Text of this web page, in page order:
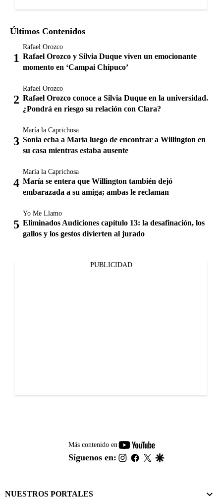
Últimos Contenidos
Rafael Orozco
Rafael Orozco y Silvia Duque viven un emocionante
momento en ‘Campai Chipuco’
Rafael Orozco
Rafael Orozco conoce a Silvia Duque en la universidad.
¿Pondrá en riesgo su relación con Clara?
María la Caprichosa
Sonia echa a María luego de encontrar a Willington en
su casa mientras estaba ausente
María la Caprichosa
María se entera que Willington también dejó
embarazada a su amiga; ambas le reclaman
Yo Me Llamo
Eliminados Audiciones capítulo 13: la desafinación, los
gallos y los gestos divierten al jurado
PUBLICIDAD
Más contenido en
youtube-
footer
Síguenos en: instagram
facebook
twitter
NUESTROS PORTALES